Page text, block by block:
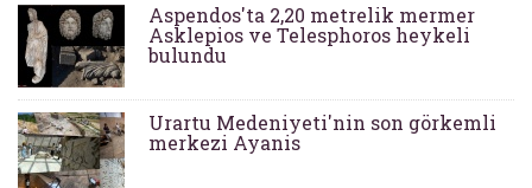
Aspendos'ta 2,20 metrelik mermer
Asklepios ve Telesphoros heykeli
bulundu
Urartu Medeniyeti'nin son görkemli
merkezi Ayanis